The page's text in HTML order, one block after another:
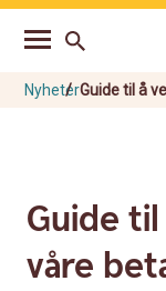
Go
navigation
Skip
NyheterGuide til å
Guide
våre